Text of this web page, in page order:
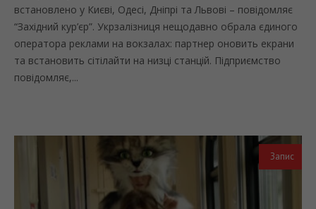
встановлено у Києві, Одесі, Дніпрі та Львові – повідомляє
“Західний кур’єр”. Укрзалізниця нещодавно обрала єдиного
оператора реклами на вокзалах: партнер оновить екрани
та встановить сітілайти на низці станцій. Підприємство
повідомляє,...
Запис